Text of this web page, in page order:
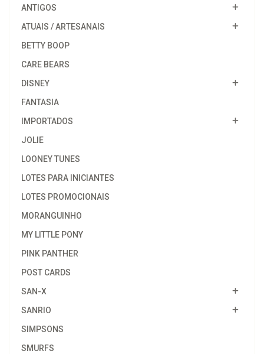
ANTIGOS
ATUAIS / ARTESANAIS
BETTY BOOP
CARE BEARS
DISNEY
FANTASIA
IMPORTADOS
JOLIE
LOONEY TUNES
LOTES PARA INICIANTES
LOTES PROMOCIONAIS
MORANGUINHO
MY LITTLE PONY
PINK PANTHER
POST CARDS
SAN-X
SANRIO
SIMPSONS
SMURFS